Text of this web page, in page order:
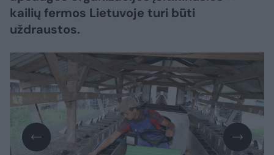
kailių fermos Lietuvoje turi būti
uždraustos.